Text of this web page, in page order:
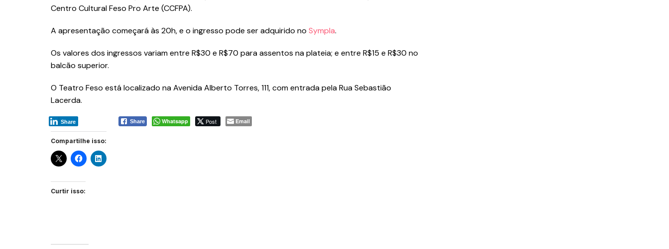
Centro Cultural Feso Pro Arte (CCFPA).
A apresentação começará às 20h, e o ingresso pode ser adquirido no Sympla.
Os valores dos ingressos variam entre R$30 e R$70 para assentos na plateia; e entre R$15 e R$30 no
balcão superior.
O Teatro Feso está localizado na Avenida Alberto Torres, 111, com entrada pela Rua Sebastião
Lacerda.
Share Whatsapp Post Email
Share
Compartilhe isso:
Curtir isso: